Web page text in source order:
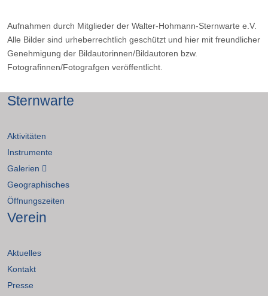
Aufnahmen durch Mitglieder der Walter-Hohmann-Sternwarte e.V.
Alle Bilder sind urheberrechtlich geschützt und hier mit freundlicher
Genehmigung der Bildautorinnen/Bildautoren bzw.
Fotografinnen/Fotografgen veröffentlicht.
Sternwarte
Aktivitäten
Instrumente
Galerien
Geographisches
Öffnungszeiten
Verein
Aktuelles
Kontakt
Presse